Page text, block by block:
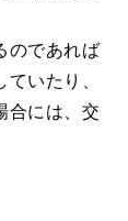
のであれば
いたり、
合には、交